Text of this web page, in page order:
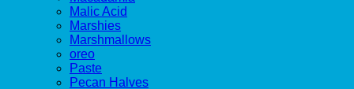
Malic Acid
Marshies
Marshmallows
oreo
Paste
Pecan Halves